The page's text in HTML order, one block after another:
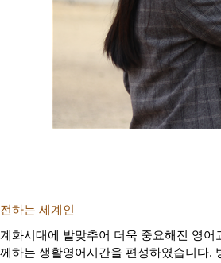
하는 세계인
화시대에 발맞추어 더욱 중요해진 영
하는 생활영어시간을 편성하였습니다.